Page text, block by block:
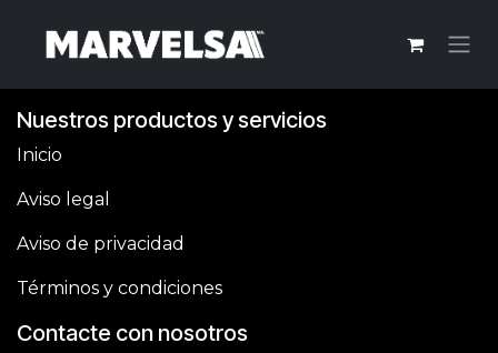
Nuestros productos y servicios
Inicio
Aviso legal
Aviso de privacidad
Términos y condiciones
Contacte con nosotros